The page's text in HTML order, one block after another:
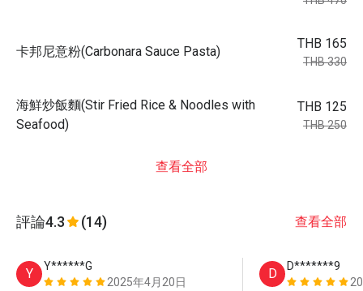
卡邦尼意粉(Carbonara Sauce Pasta)
THB 165
THB 330
海鮮炒飯麵(Stir Fried Rice & Noodles with
Seafood)
THB 125
THB 250
查看全部
評論4.3 (14) 查看全部
Y
Y******G
2025年4月20日
D
D*******9